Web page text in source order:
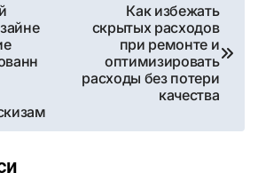
Как избежать
скрытых расходов
при ремонте и
оптимизировать
расходы без потери
качества